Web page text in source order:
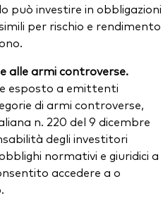
può investire in obbligazioni
per rischio e rendimento
alle armi controverse.
esposto a emittenti
di armi controverse,
n. 220 del 9 dicembre
degli investitori
normativi e giuridici a
accedere a o